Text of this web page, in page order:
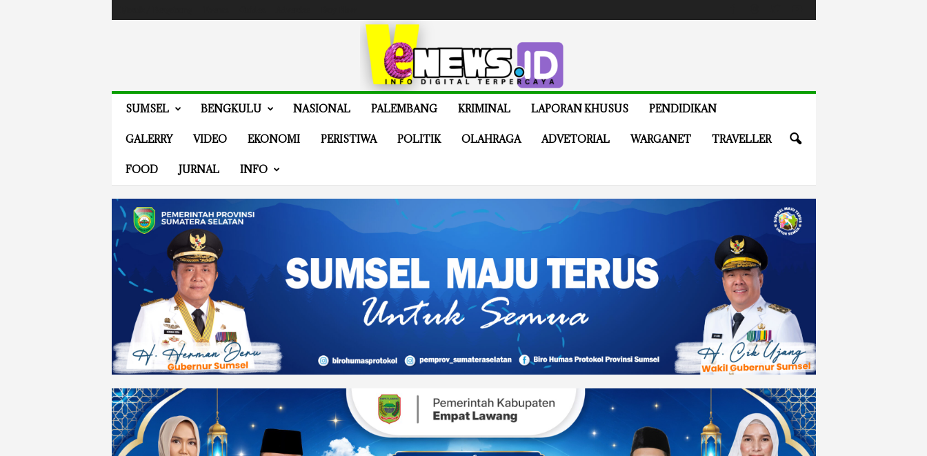
SUMSEL BENGKULU NASIONAL PALEMBANG KRIMINAL LAPORAN KHUSUS PENDIDIKAN
GALERRY VIDEO EKONOMI PERISTIWA POLITIK OLAHRAGA ADVETORIAL WARGANET TRAVELLER
FOOD JURNAL INFO